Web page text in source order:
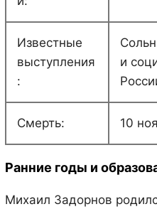
Известные
выступления
:
и
Смерть: 10
Ранние годы и
Михаил Задорнов